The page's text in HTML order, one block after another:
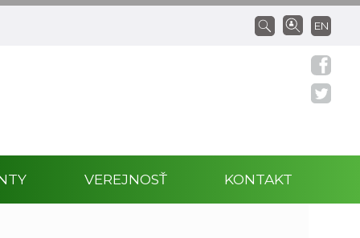
EN
VEREJNOSŤ KONTAKT